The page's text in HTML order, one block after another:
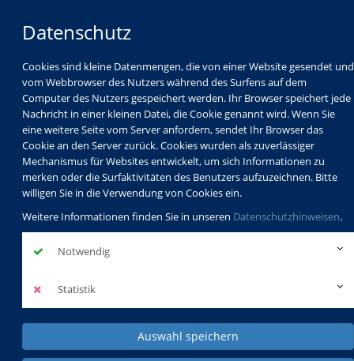
Datenschutz
Cookies sind kleine Datenmengen, die von einer Website gesendet und
vom Webbrowser des Nutzers während des Surfens auf dem
Computer des Nutzers gespeichert werden. Ihr Browser speichert jede
Nachricht in einer kleinen Datei, die Cookie genannt wird. Wenn Sie
eine weitere Seite vom Server anfordern, sendet Ihr Browser das
Cookie an den Server zurück. Cookies wurden als zuverlässiger
Mechanismus für Websites entwickelt, um sich Informationen zu
merken oder die Surfaktivitäten des Benutzers aufzuzeichnen. Bitte
willigen Sie in die Verwendung von Cookies ein.
Weitere Informationen finden Sie in unseren Datenschutzhinweisen.
Notwendig
Statistik
Auswahl speichern
Programm
Schulabschlüsse
Schulkindbetreuung
Service